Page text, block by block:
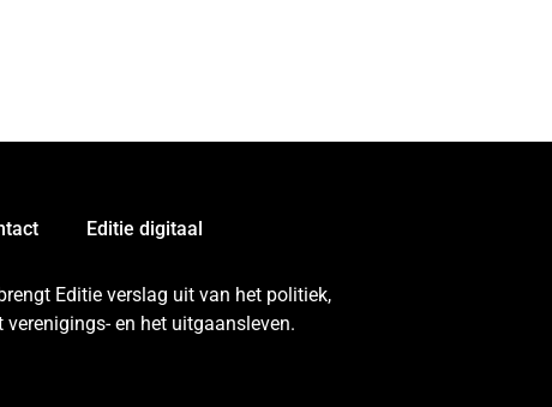
Editie digitaal
Editie verslag uit van het politiek,
en het uitgaansleven.